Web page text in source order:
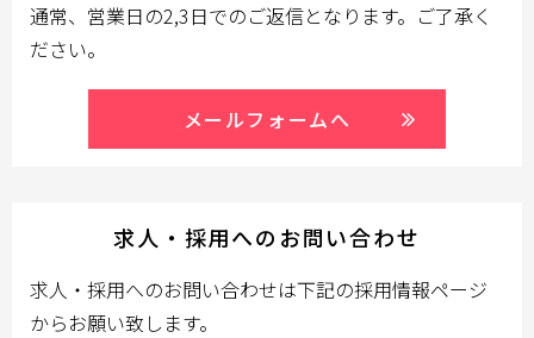
通常、営業日の2,3日でのご返信となります。ご了承く
ださい。
メールフォームへ
求人・採用へのお問い合わせ
求人・採用へのお問い合わせは下記の採用情報ページ
からお願い致します。